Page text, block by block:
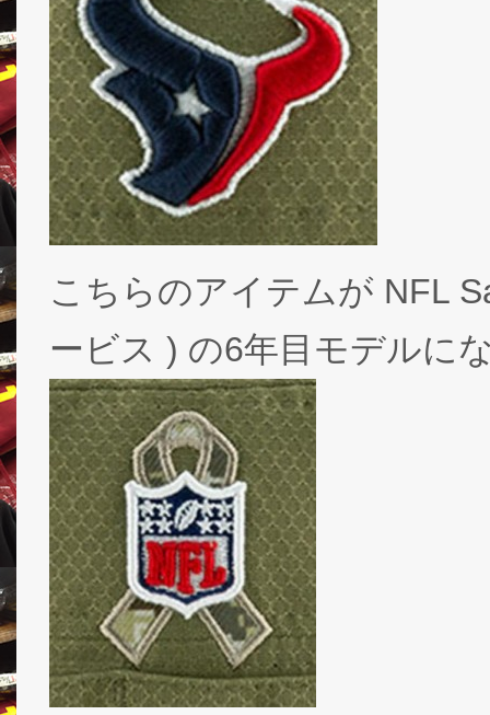
こちらのアイテムが NFL
ービス ) の6年目モデルに